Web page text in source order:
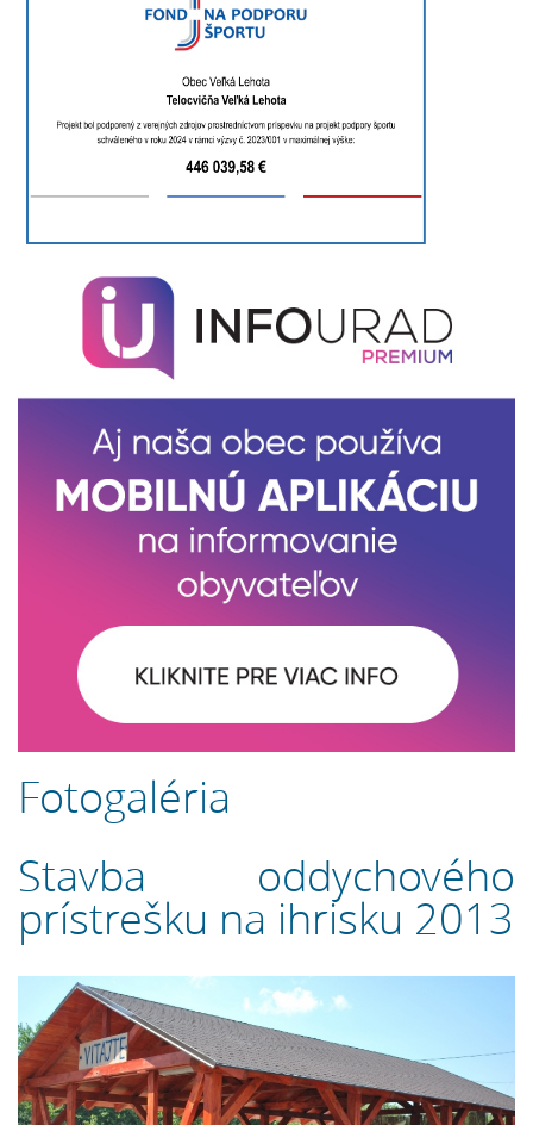
Fotogaléria
Stavba oddychového
prístrešku na ihrisku 2013